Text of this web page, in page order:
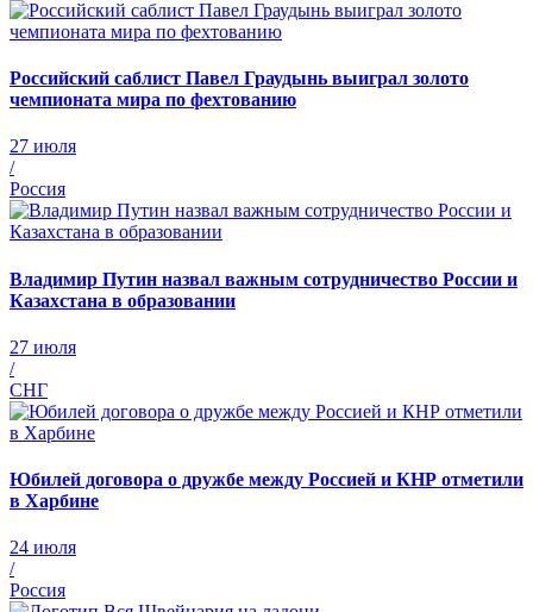
Российский саблист Павел Граудынь выиграл золото
чемпионата мира по фехтованию
27 июля
/
Россия
Владимир Путин назвал важным сотрудничество России и
Казахстана в образовании
27 июля
/
СНГ
Юбилей договора о дружбе между Россией и КНР отметили
в Харбине
24 июля
/
Россия